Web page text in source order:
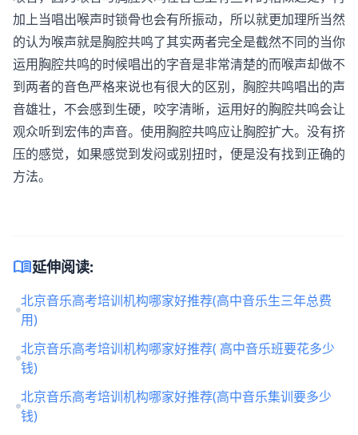
加上当唱出喉声时锁骨也会有所振动，所以就更加理所当然
的认为喉声就是胸腔共鸣了其实两者完全是截然不同的当你
运用胸腔共鸣的时候唱出的字音是非常清楚的而喉声却做不
到两者的音色严格来说也有很大的区别，胸腔共鸣唱出的声
音雄壮，不会感到生硬，咬字清晰，运用好的胸腔共鸣会让
观众听到宏伟的声音。使用胸腔共鸣应让胸腔扩大。没有挤
压的感觉，如果感觉到发闷或别扭时，便是没有找到正确的
方法。
menu_book延伸阅读:
北京音乐高考培训机构哪家好推荐(高中音乐生三年总费
用)
北京音乐高考培训机构哪家好推荐( 高中音乐班要花多少
钱)
北京音乐高考培训机构哪家好推荐(高中音乐集训要多少
钱)